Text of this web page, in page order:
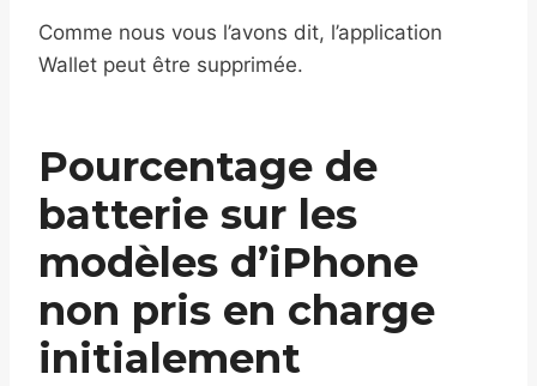
Comme nous vous l’avons dit, l’application
Wallet peut être supprimée.
Pourcentage de
batterie sur les
modèles d’iPhone
non pris en charge
initialement